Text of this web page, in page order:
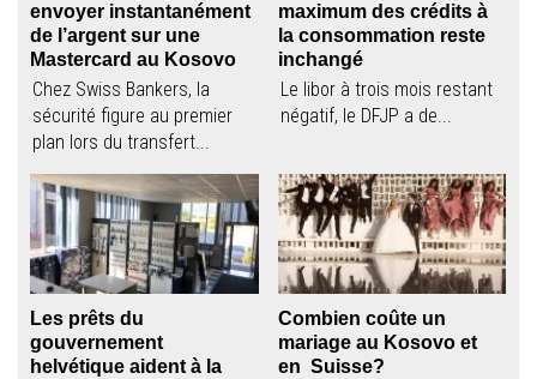
envoyer instantanément
de l’argent sur une
Mastercard au Kosovo
Chez Swiss Bankers, la
sécurité figure au premier
plan lors du transfert...
maximum des crédits à
la consommation reste
inchangé
Le libor à trois mois restant
négatif, le DFJP a de...
Les prêts du
gouvernement
helvétique aident à la
Combien coûte un
mariage au Kosovo et
en Suisse?